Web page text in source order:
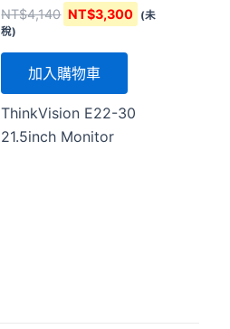
NT$4,140 NT$3,300
(未
稅)
加入購物車
ThinkVision E22-30
21.5inch Monitor